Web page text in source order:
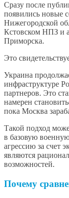
Сразу после
появились новые
Нижегородской
Кстовском НПЗ и
Приморска.
Это
Украина
инфраструктуре
партнеров. Это
намерен
пока Москва
Такой подход
в базовую
агрессию за счет
являются
возможностей.
Почему